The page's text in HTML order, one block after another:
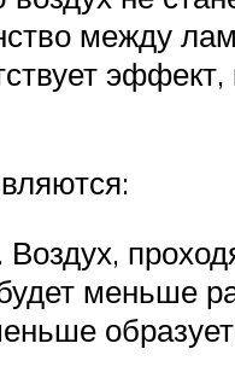
между
меньше